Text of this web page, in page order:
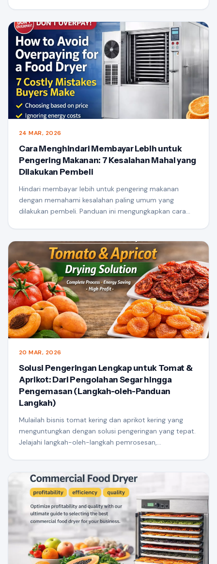
mencapai keuntungan lebih tinggi dengan bahan baku
yang sama.
24 MAR, 2026
Cara Menghindari Membayar Lebih untuk
Pengering Makanan: 7 Kesalahan Mahal yang
Dilakukan Pembeli
Hindari membayar lebih untuk pengering makanan
dengan memahami kesalahan paling umum yang
dilakukan pembeli. Panduan ini mengungkapkan cara
—membantu Anda melakukan investasi yang lebih
cerdas dan memaksimalkan keuntungan.
20 MAR, 2026
Solusi Pengeringan Lengkap untuk Tomat &
Aprikot: Dari Pengolahan Segar hingga
Pengemasan (Langkah-oleh-Panduan
Langkah)
Mulailah bisnis tomat kering dan aprikot kering yang
menguntungkan dengan solusi pengeringan yang tepat.
Jelajahi langkah-oleh-langkah pemrosesan,